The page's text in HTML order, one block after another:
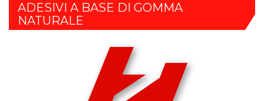
ADESIVI A BASE DI GOMMA
NATURALE